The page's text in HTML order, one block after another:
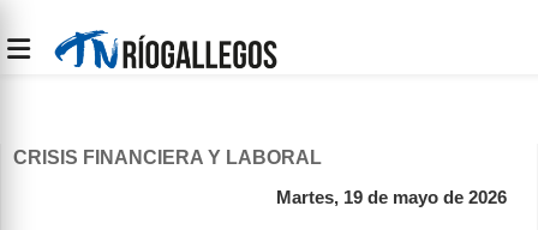
CRISIS FINANCIERA Y LABORAL
Martes, 19 de mayo de 2026